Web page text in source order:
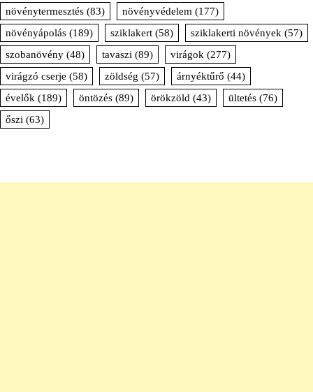
növénytermesztés (83) növényvédelem (177)
növényápolás (189) sziklakert (58) sziklakerti növények (57)
szobanövény (48) tavaszi (89) virágok (277)
virágzó cserje (58) zöldség (57) árnyéktűrő (44)
évelők (189) öntözés (89) örökzöld (43) ültetés (76)
őszi (63)